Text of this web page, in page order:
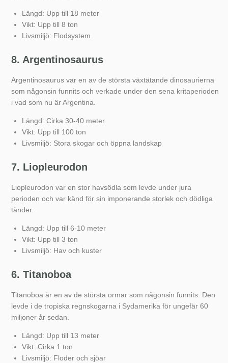
Längd: Upp till 18 meter
Vikt: Upp till 8 ton
Livsmiljö: Flodsystem
8. Argentinosaurus
Argentinosaurus var en av de största växtätande dinosaurierna
som någonsin funnits och verkade under den sena kritaperioden
i vad som nu är Argentina.
Längd: Cirka 30-40 meter
Vikt: Upp till 100 ton
Livsmiljö: Stora skogar och öppna landskap
7. Liopleurodon
Liopleurodon var en stor havsödla som levde under jura
perioden och var känd för sin imponerande storlek och dödliga
tänder.
Längd: Upp till 6-10 meter
Vikt: Upp till 3 ton
Livsmiljö: Hav och kuster
6. Titanoboa
Titanoboa är en av de största ormar som någonsin funnits. Den
levde i de tropiska regnskogarna i Sydamerika för ungefär 60
miljoner år sedan.
Längd: Upp till 13 meter
Vikt: Cirka 1 ton
Livsmiljö: Floder och sjöar